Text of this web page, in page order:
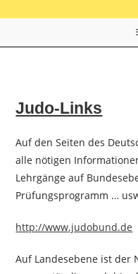
Judo-Links
Auf den Seiten des
alle nötigen
Lehrgänge auf
Prüfungsprogramm …
http://www.judobund.de
Auf Landesebene ist der